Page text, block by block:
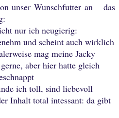
unser Wunschfutter an – das
nur ich neugierig:
und scheint auch wirklich
mag meine Jacky
aber hier hatte gleich
ich toll, sind liebevoll
Inhalt total intessant: da gibt